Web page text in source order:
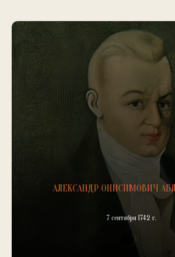
АЛЕКСАНДР ОНИСИМОВИЧ
7 сентября 1742 г.